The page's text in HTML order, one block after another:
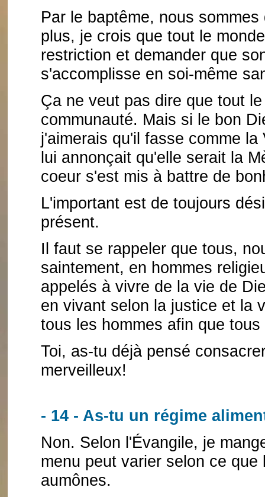
Par le baptême, nous
plus, je crois que tout le
restriction et demander que
s'accomplisse en soi-même
Ça ne veut pas dire que tout
communauté. Mais si le bon
j'aimerais qu'il fasse comme
lui annonçait qu'elle serait la
coeur s'est mis à battre de
L'important est de toujours
présent.
Il faut se rappeler que tous,
saintement, en hommes
appelés à vivre de la vie de
en vivant selon la justice et la
tous les hommes afin que
Toi, as-tu déjà pensé
merveilleux!
- 14 - As-tu un régime
Non. Selon l'Évangile, je
menu peut varier selon ce
aumônes.